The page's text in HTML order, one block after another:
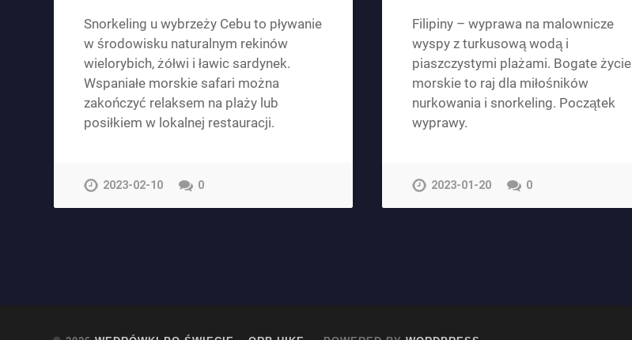
Snorkeling u wybrzeży Cebu to pływanie
w środowisku naturalnym rekinów
wielorybich, żółwi i ławic sardynek.
Wspaniałe morskie safari można
zakończyć relaksem na plaży lub
posiłkiem w lokalnej restauracji.
2023-02-10 0
Filipiny – wyprawa na malownicze
wyspy z turkusową wodą i
piaszczystymi plażami. Bogate życie
morskie to raj dla miłośników
nurkowania i snorkeling. Początek
wyprawy.
2023-01-20 0